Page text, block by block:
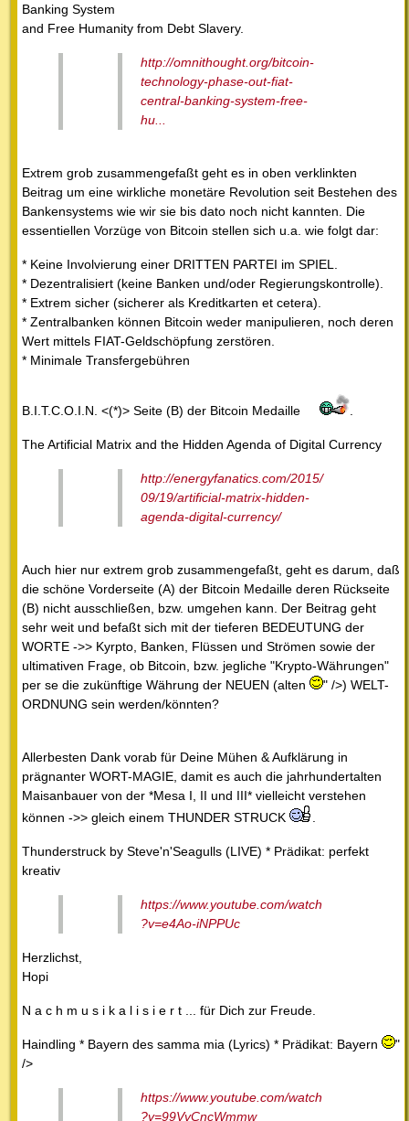
Banking System
and Free Humanity from Debt Slavery.
http://omnithought.org/bitcoin-
technology-phase-out-fiat-
central-banking-system-free-
hu...
Extrem grob zusammengefaßt geht es in oben verklinkten
Beitrag um eine wirkliche monetäre Revolution seit Bestehen des
Bankensystems wie wir sie bis dato noch nicht kannten. Die
essentiellen Vorzüge von Bitcoin stellen sich u.a. wie folgt dar:
* Keine Involvierung einer DRITTEN PARTEI im SPIEL.
* Dezentralisiert (keine Banken und/oder Regierungskontrolle).
* Extrem sicher (sicherer als Kreditkarten et cetera).
* Zentralbanken können Bitcoin weder manipulieren, noch deren
Wert mittels FIAT-Geldschöpfung zerstören.
* Minimale Transfergebühren
B.I.T.C.O.I.N. <(*)> Seite (B) der Bitcoin Medaille
The Artificial Matrix and the Hidden Agenda of Digital Currency
http://energyfanatics.com/2015/
09/19/artificial-matrix-hidden-
agenda-digital-currency/
Auch hier nur extrem grob zusammengefaßt, geht es darum, daß
die schöne Vorderseite (A) der Bitcoin Medaille deren Rückseite
(B) nicht ausschließen, bzw. umgehen kann. Der Beitrag geht
sehr weit und befaßt sich mit der tieferen BEDEUTUNG der
WORTE ->> Kyrpto, Banken, Flüssen und Strömen sowie der
ultimativen Frage, ob Bitcoin, bzw. jegliche "Krypto-Währungen"
per se die zukünftige Währung der NEUEN (alten
" />) WELT-
ORDNUNG sein werden/könnten?
Allerbesten Dank vorab für Deine Mühen & Aufklärung in
prägnanter WORT-MAGIE, damit es auch die jahrhundertalten
Maisanbauer von der *Mesa I, II und III* vielleicht verstehen
können ->> gleich einem THUNDER STRUCK
Thunderstruck by Steve'n'Seagulls (LIVE) * Prädikat: perfekt
kreativ
https://www.youtube.com/watch
?v=e4Ao-iNPPUc
Herzlichst,
Hopi
N a c h m u s i k a l i s i e r t ... für Dich zur Freude.
Haindling * Bayern des samma mia (Lyrics) * Prädikat: Bayern
"
/>
https://www.youtube.com/watch
?v=99VvCncWmmw